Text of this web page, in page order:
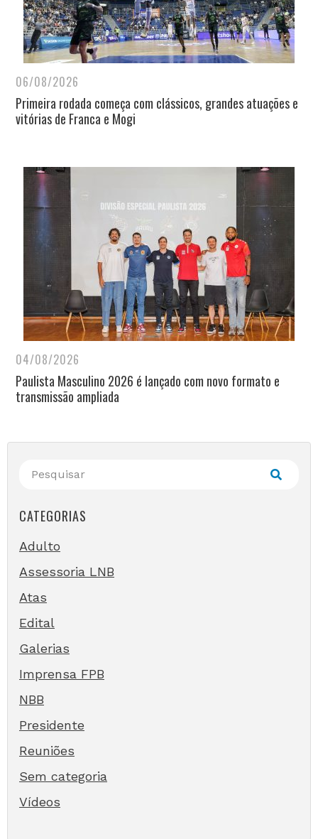
06/08/2026
Primeira rodada começa com clássicos, grandes atuações e
vitórias de Franca e Mogi
04/08/2026
Paulista Masculino 2026 é lançado com novo formato e
transmissão ampliada
CATEGORIAS
Adulto
Assessoria LNB
Atas
Edital
Galerias
Imprensa FPB
NBB
Presidente
Reuniões
Sem categoria
Vídeos